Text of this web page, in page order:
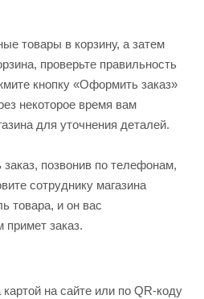
товары в корзину, а затем
проверьте правильность
кнопку «Оформить заказ»
некоторое время вам
для уточнения деталей.
позвонив по телефонам,
сотруднику магазина
товара, и он вас
примет заказ.
на сайте или по QR-коду